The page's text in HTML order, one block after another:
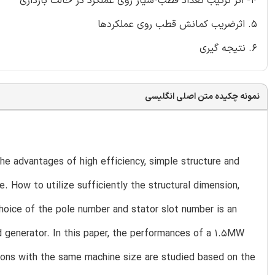
5. اثرضریب کمانش قطب روی عملکردها
6. نتیجه گیری
نمونه چکیده متن اصلی انگلیسی
advantages of high efficiency, simple structure and
How to utilize sufficiently the structural dimension,
of the pole number and stator slot number is an
In this paper, the performances of a 1.5MW
with the same machine size are studied based on the